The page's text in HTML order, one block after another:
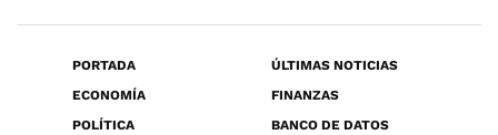
PORTADA
ÚLTIMAS NOTICIAS
ECONOMÍA
FINANZAS
POLÍTICA
BANCO DE DATOS